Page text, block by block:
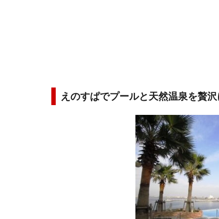
えのすぱでプールと天然温泉を贅